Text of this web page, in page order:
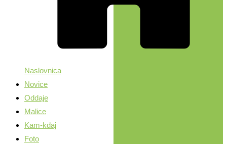
Naslovnica
Novice
Oddaje
Malice
Kam-kdaj
Foto